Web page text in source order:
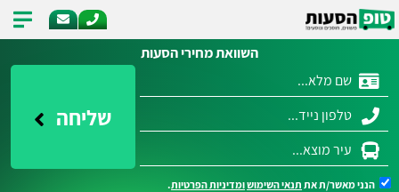
השוואת מחירי הסעות
שליחה
הנני מאשר/ת את תנאי השימושומדיניות הפרטיות.